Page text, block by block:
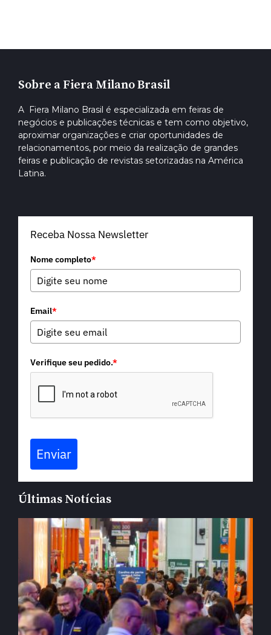
Sobre a Fiera Milano Brasil
A Fiera Milano Brasil é especializada em feiras de
negócios e publicações técnicas e tem como objetivo,
aproximar organizações e criar oportunidades de
relacionamentos, por meio da realização de grandes
feiras e publicação de revistas setorizadas na América
Latina.
Receba Nossa Newsletter
Nome completo*
Email*
Verifique seu pedido.*
Enviar
Últimas Notícias